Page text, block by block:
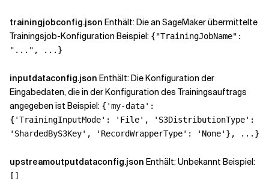
trainingjobconfig.json Enthält: Die an SageMaker übermittelte
Trainingsjob-Konfiguration Beispiel: {"TrainingJobName":
"...", ...}
inputdataconfig.json Enthält: Die Konfiguration der
Eingabedaten, die in der Konfiguration des Trainingsauftrags
angegeben ist Beispiel: {'my-data':
{'TrainingInputMode': 'File', 'S3DistributionType':
'ShardedByS3Key', 'RecordWrapperType': 'None'}, ...}
upstreamoutputdataconfig.json Enthält: Unbekannt Beispiel:
[]